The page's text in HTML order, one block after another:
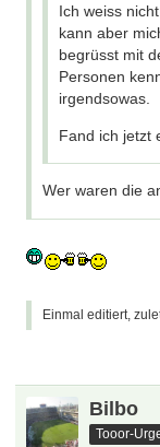
Ich weiss
kann aber
begrüsst mit
Personen
irgendsowas.
Fand ich jetzt
Wer waren die
Einmal editiert,
Bilbo
Tooor-